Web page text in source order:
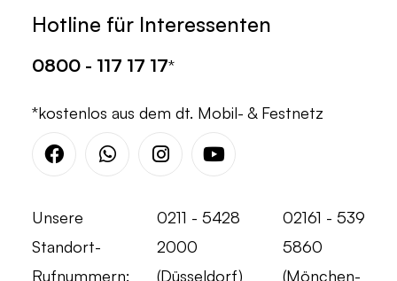
Hotline für Interessenten
0800 - 117 17 17*
*kostenlos aus dem dt. Mobil- & Festnetz
FacebookWhatsappInstagramYoutube
Unsere
Standort-
Rufnummern:
0211 - 5428
2000
(Düsseldorf)
02161 - 539
5860
(Mönchen-